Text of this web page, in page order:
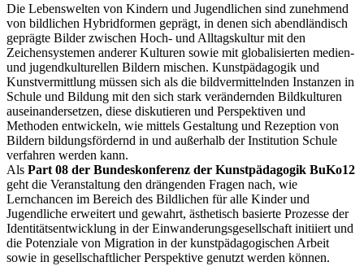
Die Lebenswelten von Kindern und Jugendlichen sind zunehmend
von bildlichen Hybridformen geprägt, in denen sich abendländisch
geprägte Bilder zwischen Hoch- und Alltagskultur mit den
Zeichensystemen anderer Kulturen sowie mit globalisierten medien-
und jugendkulturellen Bildern mischen. Kunstpädagogik und
Kunstvermittlung müssen sich als die bildvermittelnden Instanzen in
Schule und Bildung mit den sich stark verändernden Bildkulturen
auseinandersetzen, diese diskutieren und Perspektiven und
Methoden entwickeln, wie mittels Gestaltung und Rezeption von
Bildern bildungsfördernd in und außerhalb der Institution Schule
verfahren werden kann.
Als Part 08 der Bundeskonferenz der Kunstpädagogik BuKo12
geht die Veranstaltung den drängenden Fragen nach, wie
Lernchancen im Bereich des Bildlichen für alle Kinder und
Jugendliche erweitert und gewahrt, ästhetisch basierte Prozesse der
Identitätsentwicklung in der Einwanderungsgesellschaft initiiert und
die Potenziale von Migration in der kunstpädagogischen Arbeit
sowie in gesellschaftlicher Perspektive genutzt werden können.